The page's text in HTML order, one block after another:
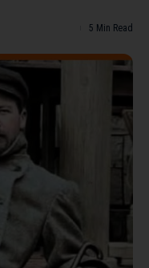
5 Min Read